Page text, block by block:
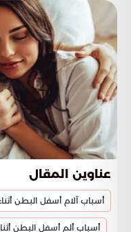
عناوين المقال
أسباب آلام أسفل البطن
أسباب ألم أسفل البطن